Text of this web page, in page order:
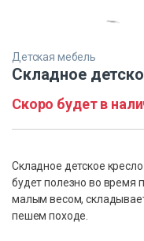
Детская мебель
Складное
Скоро будет в
Складное детское
будет полезно во время
малым весом,
пешем походе.